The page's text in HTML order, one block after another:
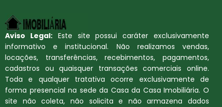
Aviso Legal:Este site possui caráter exclusivamente
informativo e institucional. Não realizamos vendas,
locações, transferências, recebimentos, pagamentos,
cadastros ou quaisquer transações comerciais online.
Toda e qualquer tratativa ocorre exclusivamente de
forma presencial na sede da Casa da Casa Imobiliária. O
site não coleta, não solicita e não armazena dados